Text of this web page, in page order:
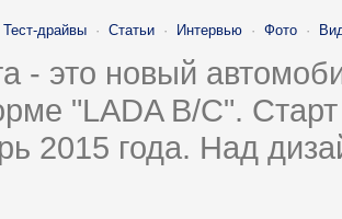
Тест-драйвы · Статьи · Интервью · Фото ·
- это новый
"LADA B/C".
2015 года. Над